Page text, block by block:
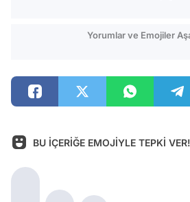
Yorumlar ve Emojiler
BU İÇERİĞE EMOJİYLE TEPKİ VER!